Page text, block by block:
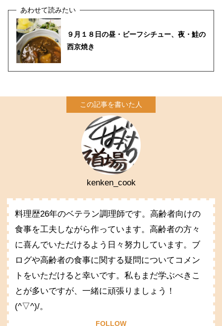
９月１８日の昼・ビーフシチュー、夜・鮭の
西京焼き
kenken_cook
料理歴26年のベテラン調理師です。高齢者向けの
食事を工夫しながら作っています。高齢者の方々
に喜んでいただけるよう日々努力しています。ブ
ログや高齢者の食事に関する疑問についてコメン
トをいただけると幸いです。私もまだ学ぶべきこ
とが多いですが、一緒に頑張りましょう！
(^▽^)/。
FOLLOW